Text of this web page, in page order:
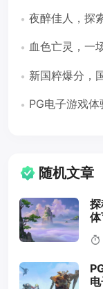
夜醉佳人，探
血色亡灵，一
新国粹爆分，
PG电子游戏
随机文章